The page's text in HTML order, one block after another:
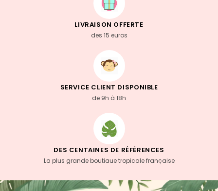
LIVRAISON OFFERTE
des 15 euros
SERVICE CLIENT DISPONIBLE
de 9h à 18h
DES CENTAINES DE RÉFÉRENCES
La plus grande boutiaue tropicale française